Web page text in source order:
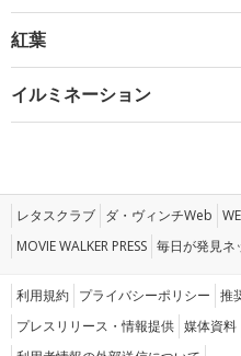
紅葉
イルミネーション
レタスクラブ ダ・ヴィンチWeb
MOVIE WALKER PRESS 毎日が発見ネ
利用規約 プライバシーポリシー 推
プレスリリース・情報提供 媒体資料